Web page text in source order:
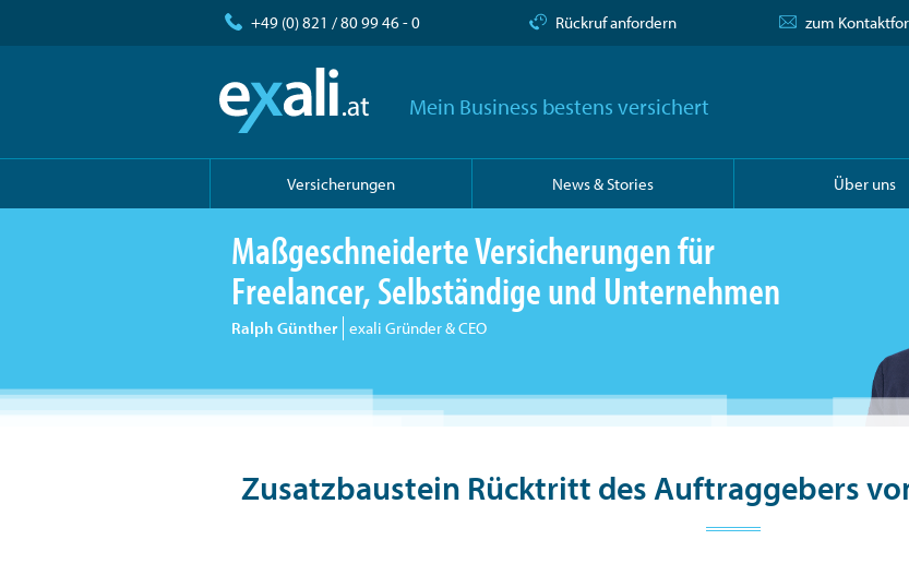
+49 (0) 821 / 80 99 46 - 0 Rückruf anfordern zum
Mein Business bestens versichert
Versicherungen News & Stories Über uns
Maßgeschneiderte Versicherungen für
Freelancer, Selbständige und Unternehmen
Ralph Günther exali Gründer & CEO
Zusatzbaustein Rücktritt des Auftraggebers